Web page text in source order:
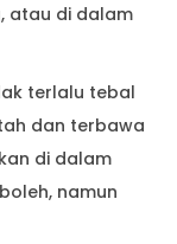
atau di dalam
terlalu tebal
dan terbawa
di dalam
namun